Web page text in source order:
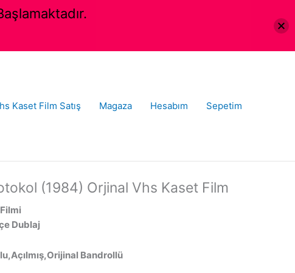
Kaset Film Satış Magaza Hesabım Sepetim
(1984) Orjinal Vhs Kaset Film
Dublaj
Bandrollü